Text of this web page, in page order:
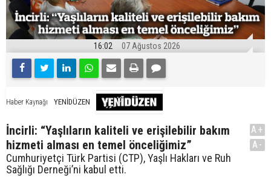
16:02 07 Ağustos 2026
Haber Kaynağı YENİDÜZEN
İncirli: “Yaşlıların kaliteli ve erişilebilir bakım
hizmeti alması en temel önceliğimiz”
Cumhuriyetçi Türk Partisi (CTP), Yaşlı Hakları ve Ruh
Sağlığı Derneği’ni kabul etti.
A+
A-